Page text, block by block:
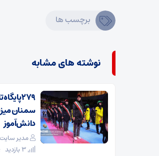
برچسب ها
نوشته های مشابه
۲۷۹
دانش‌آموز
مدیر سایت